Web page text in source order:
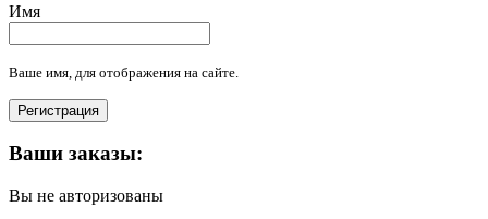
Имя
Ваше имя, для отображения на сайте.
Регистрация
Ваши заказы:
Вы не авторизованы